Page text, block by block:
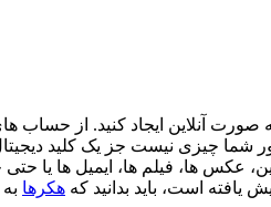
صورت آنلاین ایجاد کنید. از
شما چیزی نیست جز یک کلید
ها، فیلم ها، ایمیل ها یا حتی
است، باید بدانید که هکرها